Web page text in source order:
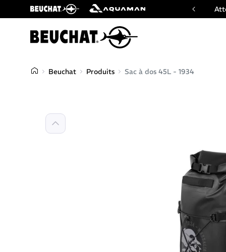
des marques Beuchat & Aquaman
Beuchat Produits Sac à dos 45L - 1934
Précédent